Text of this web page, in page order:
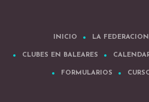
INICIO LA FEDERACION
CLUBES EN BALEARES
FORMULARIOS